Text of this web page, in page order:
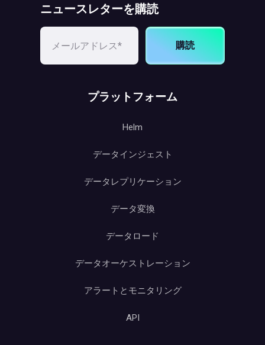
ニュースレターを購読
購読
プラットフォーム
Helm
データインジェスト
データレプリケーション
データ変換
データロード
データオーケストレーション
アラートとモニタリング
API